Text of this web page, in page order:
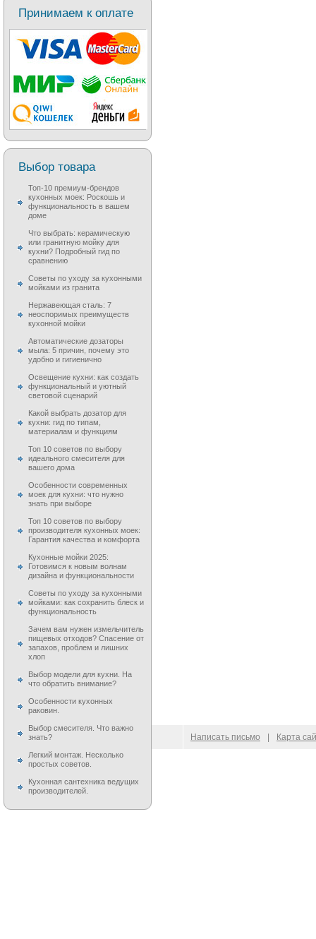
Принимаем к оплате
Выбор товара
Топ-10 премиум-брендов
кухонных моек: Роскошь и
функциональность в вашем
доме
Что выбрать: керамическую
или гранитную мойку для
кухни? Подробный гид по
сравнению
Советы по уходу за кухонными
мойками из гранита
Нержавеющая сталь: 7
неоспоримых преимуществ
кухонной мойки
Автоматические дозаторы
мыла: 5 причин, почему это
удобно и гигиенично
Освещение кухни: как создать
функциональный и уютный
световой сценарий
Какой выбрать дозатор для
кухни: гид по типам,
материалам и функциям
Топ 10 советов по выбору
идеального смесителя для
вашего дома
Особенности современных
моек для кухни: что нужно
знать при выборе
Топ 10 советов по выбору
производителя кухонных моек:
Гарантия качества и комфорта
Кухонные мойки 2025:
Готовимся к новым волнам
дизайна и функциональности
Советы по уходу за кухонными
мойками: как сохранить блеск и
функциональность
Зачем вам нужен измельчитель
пищевых отходов? Спасение от
запахов, проблем и лишних
хлоп
Выбор модели для кухни. На
что обратить внимание?
Особенности кухонных
раковин.
Выбор смесителя. Что важно
знать?
Легкий монтаж. Несколько
простых советов.
Кухонная сантехника ведущих
производителей.
© 2009–2026 Написать письмо Карта